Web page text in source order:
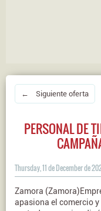
← Siguiente oferta
PERSONAL DE
Thursday, 11 de December de
Zamora
apasiona el comercio